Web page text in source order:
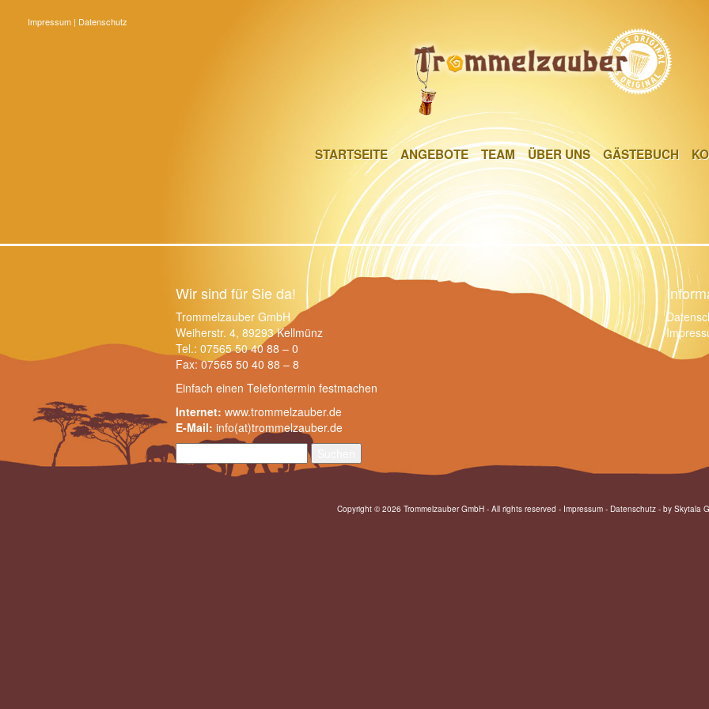
GÄSTEBUCH
Impressum | Datenschutz
STARTSEITE ANGEBOTE TEAM ÜBER UNS GÄSTEBUCH
Wir sind für Sie da!
Trommelzauber GmbH
Weiherstr. 4, 89293 Kellmünz
Tel.: 07565 50 40 88 – 0
Fax: 07565 50 40 88 – 8
Einfach einen Telefontermin festmachen
Internet: www.trommelzauber.de
E-Mail: info(at)trommelzauber.de
Suchen
nach:
Copyright © 2026 Trommelzauber GmbH - All rights reserved - Impressum - Datenschutz - by Skytala